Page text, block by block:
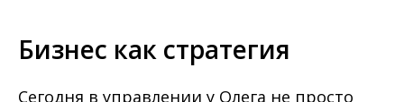
Бизнес как стратегия
Сегодня в управлении у Олега не просто